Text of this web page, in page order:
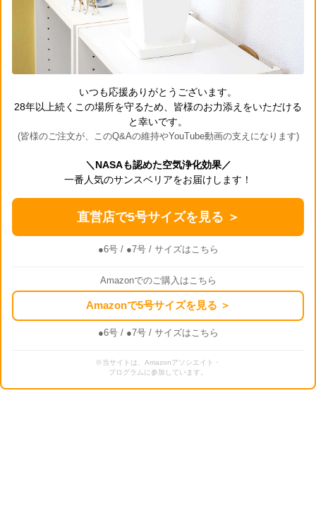
いつも応援ありがとうございます。
28年以上続くこの場所を守るため、皆様のお力添えをいただける
と幸いです。
(皆様のご注文が、このQ&Aの維持やYouTube動画の支えになります)
＼NASAも認めた空気浄化効果／
一番人気のサンスベリアをお届けします！
直営店で5号サイズを見る ＞
●6号/ ●7号/ サイズはこちら
Amazonでのご購入はこちら
Amazonで5号サイズを見る ＞
●6号/ ●7号/ サイズはこちら
※当サイトは、Amazonアソシエイト・
プログラムに参加しています。